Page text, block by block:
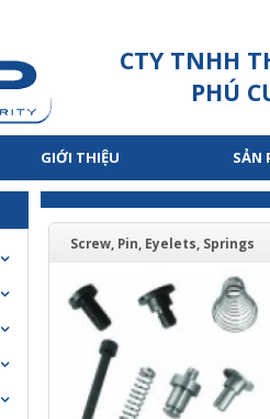
CTY TNHH
PHÚ
GIỚI THIỆU SẢN
Screw, Pin, Eyelets, Springs